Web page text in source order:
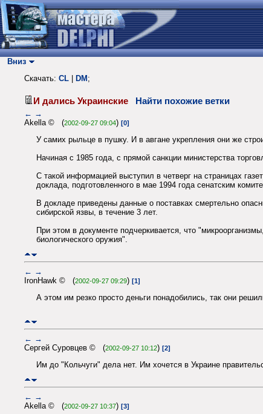
Вниз
Скачать: CL DM ;
И дались Украинские Найти похожие ветки
← →
Akella © (2002-09-27 09:04) [0]
У самих рыльце в пушку. И в авгане укрепления они же
Начиная с 1985 года, с прямой санкции министерства
С такой информацией выступил в четверг на страницах
доклада, подготовленного в мае 1994 года сенатским
В докладе приведены данные о поставках смертельно
сибирской язвы, в течение 3 лет.
При этом в документе подчеркивается, что
биологического оружия".
← →
IronHawk © (2002-09-27 09:29) [1]
А этом им резко просто деньги понадобились, так они
← →
Сергей Суровцев © (2002-09-27 10:12) [2]
Им до "Кольчуги" дела нет. Им хочется в Украине
← →
Akella © (2002-09-27 10:37) [3]